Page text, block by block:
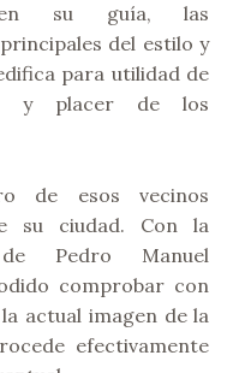
en su guía, las
del estilo y
para utilidad de
y placer de los
de esos vecinos
su ciudad. Con la
de Pedro Manuel
comprobar con
actual imagen de la
efectivamente